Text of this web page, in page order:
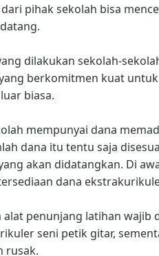
pihak sekolah bisa
dilakukan sekolah-
berkomitmen kuat
biasa.
mempunyai dana
dana itu tentu saja
akan didatangkan. Di
dana
alat penunjang latihan wajib
seni petik gitar,
rusak.